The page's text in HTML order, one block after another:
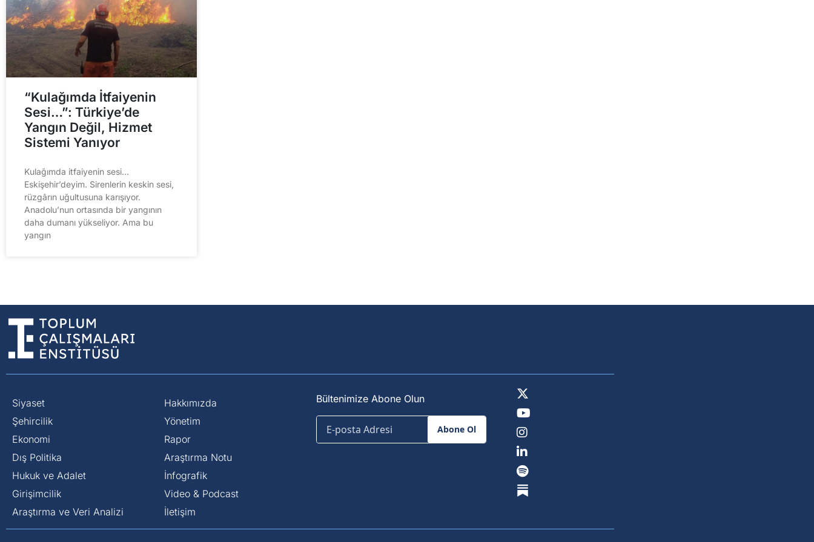
“Kulağımda İtfaiyenin
Sesi…”: Türkiye’de
Yangın Değil, Hizmet
Sistemi Yanıyor
Kulağımda itfaiyenin sesi…
Eskişehir’deyim. Sirenlerin keskin sesi,
rüzgârın uğultusuna karışıyor.
Anadolu’nun ortasında bir yangının
daha dumanı yükseliyor. Ama bu
yangın
Siyaset
⁠Şehircilik
Ekonomi
Dış Politika
⁠Hukuk ve Adalet
Girişimcilik
Araştırma ve Veri Analizi
Hakkımızda
Yönetim
Rapor
Araştırma Notu
İnfografik
Video & Podcast
İletişim
Bültenimize Abone Olun
Abone Ol